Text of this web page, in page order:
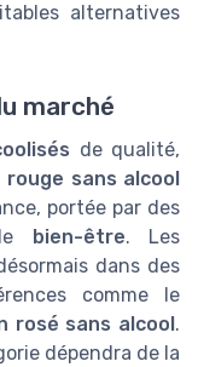
alternatives
marché
de qualité,
rouge sans alcool
portée par des
bien-être. Les
dans des
comme le
rosé sans alcool.
dépendra de la